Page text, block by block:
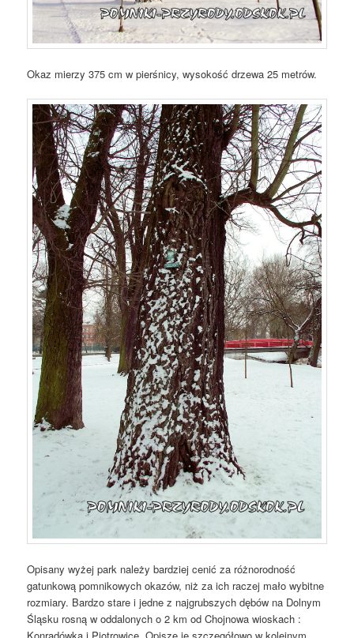
Okaz mierzy 375 cm w pierśnicy, wysokość drzewa 25 metrów.
Opisany wyżej park należy bardziej cenić za różnorodność
gatunkową pomnikowych okazów, niż za ich raczej mało wybitne
rozmiary. Bardzo stare i jedne z najgrubszych dębów na Dolnym
Śląsku rosną w oddalonych o 2 km od Chojnowa wioskach :